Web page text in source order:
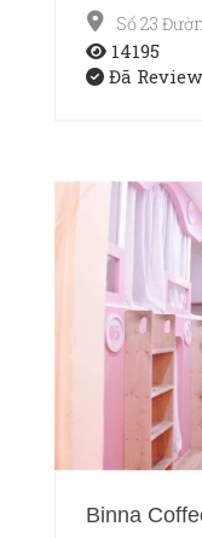
Số 23
14195
Đã Review
Binna